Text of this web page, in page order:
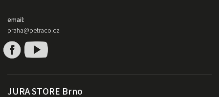
email:
praha@petraco.cz
JURA STORE Brno